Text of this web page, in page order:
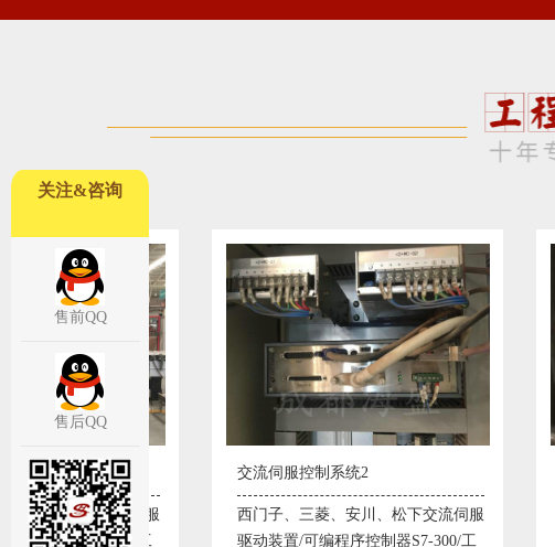
交流伺服控制系统2
西门子、三菱、安川、松下交流伺服
驱动装置/可编程序控制器S7-300/工
变频恒压供水系统是利用
极调速技术原理，采用PID
关注&咨询
售前QQ
售后QQ